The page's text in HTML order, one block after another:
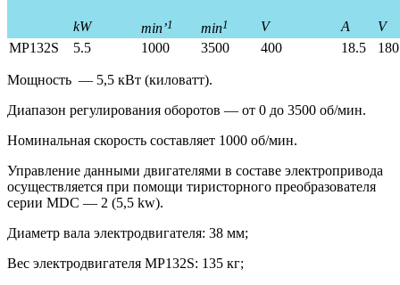
kW min’1 min1 V A
V
MP132S
5.5 1000 3500 400 18.5 180
Мощность — 5,5 кВт (киловатт).
Диапазон регулирования оборотов — от 0 до 3500 об/мин.
Номинальная скорость составляет 1000 об/мин.
Управление данными двигателями в составе электропривода
осуществляется при помощи тиристорного преобразователя
серии MDС — 2 (5,5 kw).
Диаметр вала электродвигателя: 38 мм;
Вес электродвигателя МР132S: 135 кг;